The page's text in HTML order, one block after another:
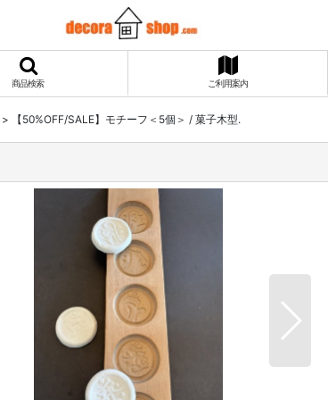
商品検索 ご利用案内
> 【50%OFF/SALE】モチーフ＜5個＞ / 菓子木型.